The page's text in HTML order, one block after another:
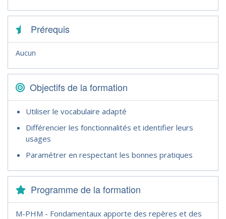
Prérequis
Aucun
Objectifs de la formation
Utiliser le vocabulaire adapté
Différencier les fonctionnalités et identifier leurs
usages
Paramétrer en respectant les bonnes pratiques
Programme de la formation
M-PHM - Fondamentaux apporte des repères et des